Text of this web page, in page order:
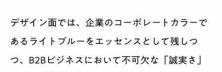
デザイン面では、企業のコーポレートカラーで
あるライトブルーをエッセンスとして残しつ
つ、B2Bビジネスにおいて不可欠な「誠実さ」